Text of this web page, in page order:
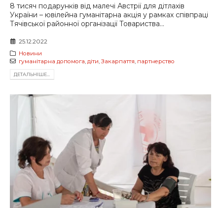
8 тисяч подарунків від малечі Австрії для дітлахів
України – ювілейна гуманітарна акція у рамках співпраці
Тячівської районної організації Товариства...
25.12.2022
Новини
гуманітарна допомога діти Закарпаття партнерство
ДЕТАЛЬНIШЕ...